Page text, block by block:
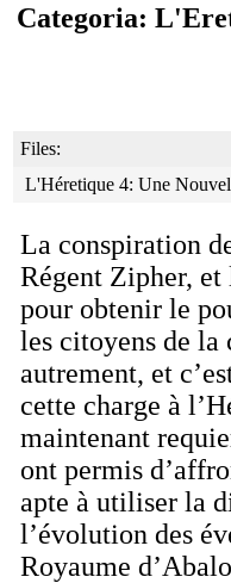
Categoria:
Files:
L'Héretique 4: Une
La conspiration
Régent Zipher,
pour obtenir le
les citoyens de la
autrement, et
cette charge à
maintenant
ont permis
apte à utiliser la
l’évolution des
Royaume